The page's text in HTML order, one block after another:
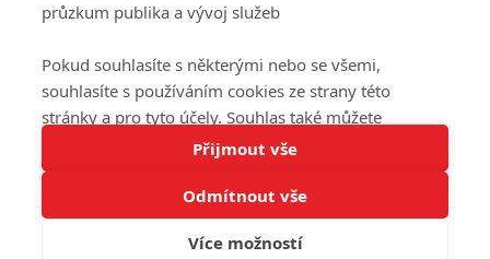
Tato stránka používá soubory cookies.
Rozumím
© 2016 – 2026 FandimeSerialum.cz / All rights reserved /
Koncal studio s.r.o., IČO: 03604071, Lýskova 2073/57, Stodůlky, 155
průzkum publika a vývoj služeb
Pokud souhlasíte s některými nebo se všemi,
souhlasíte s používáním cookies ze strany této
stránky a pro tyto účely. Souhlas také můžete
odmítnout, ale v takovém případě vám na stránce
nebudou k dispozici některé personalizované funkce.
Vaše volby souhlasu se budou vztahovat pouze na
tuto webovou stránku. Vaše nastavení a odvolání
souhlasu můžete kdykoli změnit na stránce s
Přijmout vše
Odmítnout vše
Více možností